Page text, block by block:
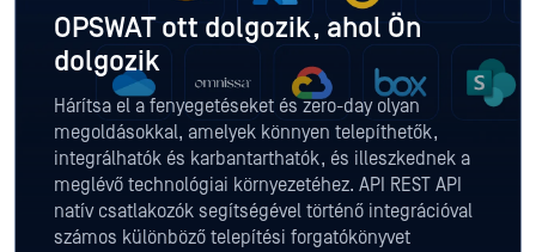
OPSWAT ott dolgozik, ahol Ön
dolgozik
Hárítsa el a fenyegetéseket és zero-day olyan
megoldásokkal, amelyek könnyen telepíthetők,
integrálhatók és karbantarthatók, és illeszkednek a
meglévő technológiai környezetéhez. API REST API
natív csatlakozók segítségével történő integrációval
számos különböző telepítési forgatókönyvet